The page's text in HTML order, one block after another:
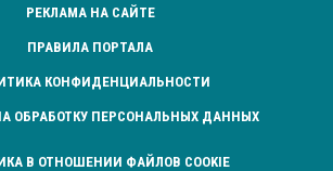
РЕКЛАМА НА САЙТЕ
ПРАВИЛА ПОРТАЛА
КОНФИДЕНЦИАЛЬНОСТИ
ОБРАБОТКУ ПЕРСОНАЛЬНЫХ ДАННЫХ
В ОТНОШЕНИИ ФАЙЛОВ COOKIE